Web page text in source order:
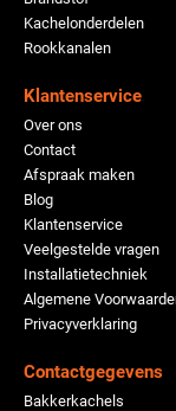
Kachelonderdelen
Rookkanalen
Klantenservice
Over ons
Contact
Afspraak maken
Blog
Klantenservice
Veelgestelde vragen
Installatietechniek
Algemene
Privacyverklaring
Contactgegevens
Bakkerkachels